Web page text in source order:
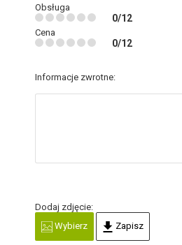
Obsługa
0/12
Cena
0/12
Informacje zwrotne:
Dodaj zdjęcie:
Wybierz
Zapisz